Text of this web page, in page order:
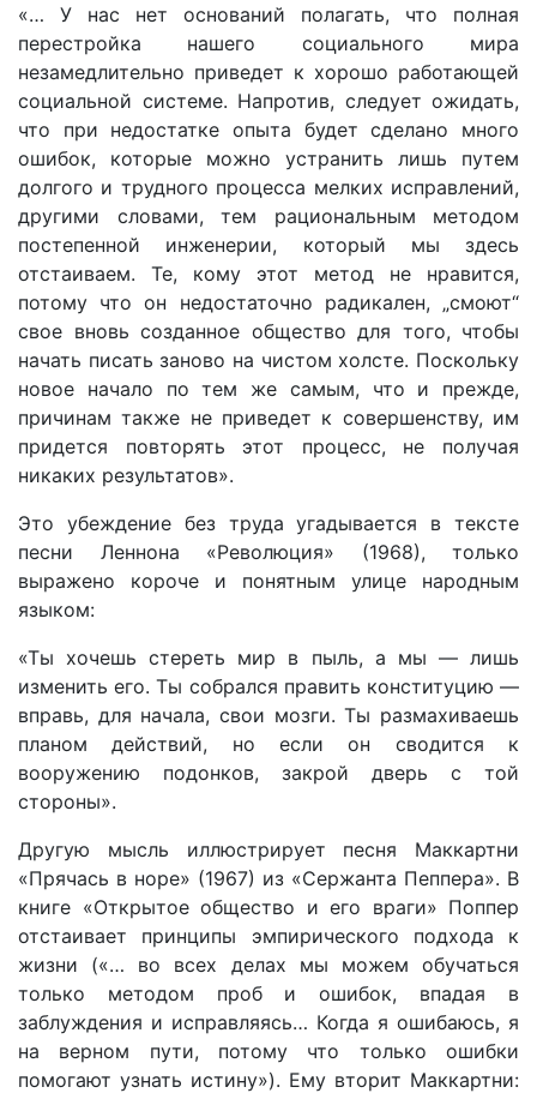
«… У нас нет оснований полагать, что полная
перестройка нашего социального мира
незамедлительно приведет к хорошо работающей
социальной системе. Напротив, следует ожидать,
что при недостатке опыта будет сделано много
ошибок, которые можно устранить лишь путем
долгого и трудного процесса мелких исправлений,
другими словами, тем рациональным методом
постепенной инженерии, который мы здесь
отстаиваем. Те, кому этот метод не нравится,
потому что он недостаточно радикален, „смоют“
свое вновь созданное общество для того, чтобы
начать писать заново на чистом холсте. Поскольку
новое начало по тем же самым, что и прежде,
причинам также не приведет к совершенству, им
придется повторять этот процесс, не получая
никаких результатов».
Это убеждение без труда угадывается в тексте
песни Леннона «Революция» (1968), только
выражено короче и понятным улице народным
языком:
«Ты хочешь стереть мир в пыль, а мы — лишь
изменить его. Ты собрался править конституцию —
вправь, для начала, свои мозги. Ты размахиваешь
планом действий, но если он сводится к
вооружению подонков, закрой дверь с той
стороны».
Другую мысль иллюстрирует песня Маккартни
«Прячась в норе» (1967) из «Сержанта Пеппера». В
книге «Открытое общество и его враги» Поппер
отстаивает принципы эмпирического подхода к
жизни («… во всех делах мы можем обучаться
только методом проб и ошибок, впадая в
заблуждения и исправляясь… Когда я ошибаюсь, я
на верном пути, потому что только ошибки
помогают узнать истину»). Ему вторит Маккартни: